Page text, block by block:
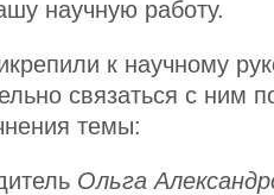
научную работу.
к научному
связаться с ним
темы:
Ольга